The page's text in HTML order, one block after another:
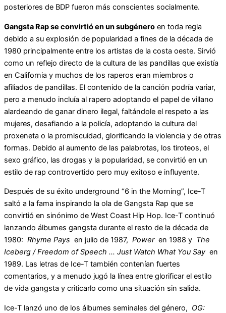
posteriores de BDP fueron más conscientes socialmente.
Gangsta Rap se convirtió en un subgénero en toda regla
debido a su explosión de popularidad a fines de la década de
1980 principalmente entre los artistas de la costa oeste. Sirvió
como un reflejo directo de la cultura de las pandillas que existía
en California y muchos de los raperos eran miembros o
afiliados de pandillas. El contenido de la canción podría variar,
pero a menudo incluía al rapero adoptando el papel de villano
alardeando de ganar dinero ilegal, faltándole el respeto a las
mujeres, desafiando a la policía, adoptando la cultura del
proxeneta o la promiscuidad, glorificando la violencia y de otras
formas. Debido al aumento de las palabrotas, los tiroteos, el
sexo gráfico, las drogas y la popularidad, se convirtió en un
estilo de rap controvertido pero muy exitoso e influyente.
Después de su éxito underground “6 in the Morning”, Ice-T
saltó a la fama inspirando la ola de Gangsta Rap que se
convirtió en sinónimo de West Coast Hip Hop. Ice-T continuó
lanzando álbumes gangsta durante el resto de la década de
1980: Rhyme Pays en julio de 1987, Poweren 1988 y The
Iceberg / Freedom of Speech … Just Watch What You Say en
1989. Las letras de Ice-T también contenían fuertes
comentarios, y a menudo jugó la línea entre glorificar el estilo
de vida gangsta y criticarlo como una situación sin salida.
Ice-T lanzó uno de los álbumes seminales del género, OG: